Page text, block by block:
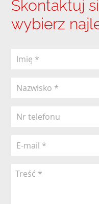
Skontaktuj
wybierz